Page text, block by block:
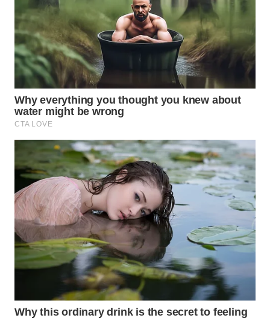
WAHANANEWS
CO ID
WAHANANEWS
NET
WAHANA
WAHANA
UMKM
WAHANA
SELEB
WAHANA
PERSONA
WAHANA
OTOMOTIF